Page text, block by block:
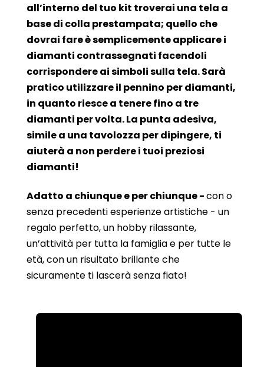
all’interno del tuo kit troverai una tela a
base di colla prestampata; quello che
dovrai fare è semplicemente applicare i
diamanti contrassegnati facendoli
corrispondere ai simboli sulla tela. Sarà
pratico utilizzare il pennino per diamanti,
in quanto riesce a tenere fino a tre
diamanti per volta. La punta adesiva,
simile a una tavolozza per dipingere, ti
aiuterà a non perdere i tuoi preziosi
diamanti!
Adatto a chiunque e per chiunque -con o
senza precedenti esperienze artistiche - un
regalo perfetto, un hobby rilassante,
un’attività per tutta la famiglia e per tutte le
età, con un risultato brillante che
sicuramente ti lascerà senza fiato!